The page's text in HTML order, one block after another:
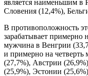
является наименьшим в
Словения (12,4%),
В противоположность
зарабатывает примерно
мужчина в Венгрии
и примерно на
(27,7%), Австрии
(25,9%), Эстонии